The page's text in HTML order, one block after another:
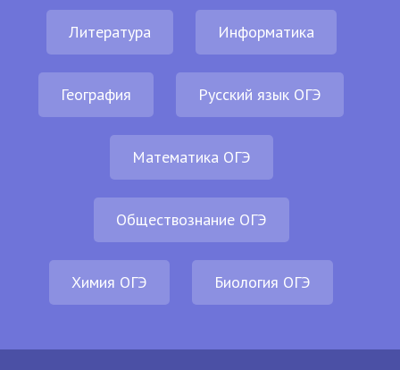
Литература Информатика
География Русский язык ОГЭ
Математика ОГЭ
Обществознание ОГЭ
Химия ОГЭ Биология ОГЭ